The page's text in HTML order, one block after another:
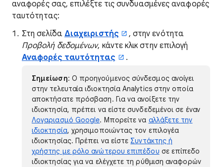
αναφορές σας, επιλέξτε τις συνδυασμένες αναφορές
ταυτότητας:
Στη σελίδα Διαχειριστής
, στην ενότητα
Προβολή δεδομένων, κάντε κλικ στην επιλογή
Αναφορές ταυτότητας
.
Σημείωση: Ο προηγούμενος σύνδεσμος ανοίγει
στην τελευταία ιδιοκτησία Analytics στην οποία
αποκτήσατε πρόσβαση. Για να ανοίξετε την
ιδιοκτησία, πρέπει να είστε συνδεδεμένοι σε έναν
Λογαριασμό Google. Μπορείτε να αλλάξετε την
ιδιοκτησία, χρησιμοποιώντας τον επιλογέα
ιδιοκτησίας. Πρέπει να είστε Συντάκτης ή
χρήστης με ρόλο ανώτερου επιπέδου σε επίπεδο
ιδιοκτησίας για να ελέγχετε τη ρύθμιση αναφορών